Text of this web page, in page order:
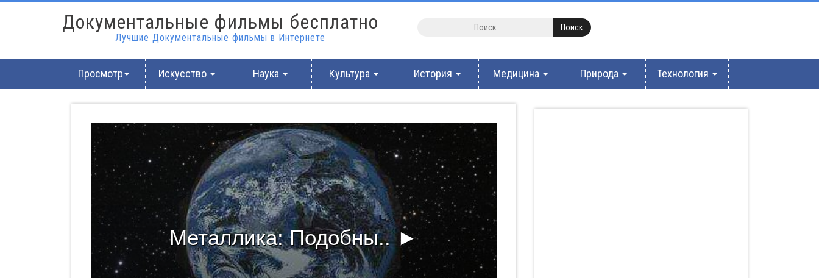
Документальные фильмы бесплатно
Лучшие Документальные фильмы в Интернете
Просмотр Искусство Наука Культура История Медицина Природа Технология
Металлика: Подобны.. ►